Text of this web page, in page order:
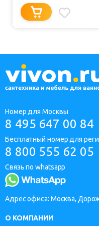
Номер для Москвы
8 495 647 00 84
Бесплатный номер для
8 800 555 62 05
Связь по whatsapp
Адрес офиса: Москва,
О КОМПАНИИ